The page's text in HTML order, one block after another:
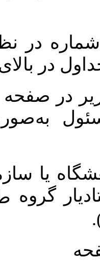
در
در
در صفحه
یا
گروه